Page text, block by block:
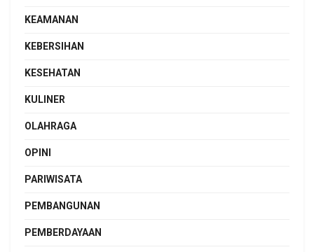
KEAMANAN
KEBERSIHAN
KESEHATAN
KULINER
OLAHRAGA
OPINI
PARIWISATA
PEMBANGUNAN
PEMBERDAYAAN